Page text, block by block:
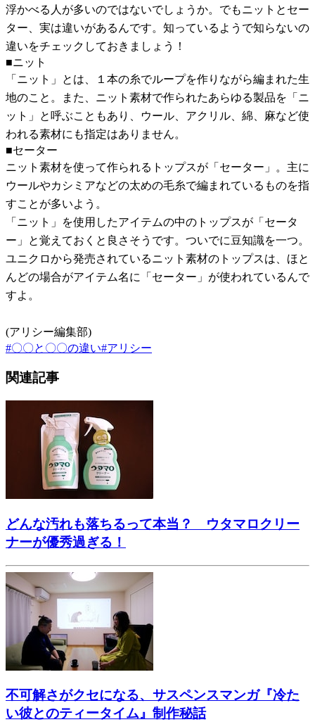
浮かべる人が多いのではないでしょうか。でもニットとセー
ター、実は違いがあるんです。知っているようで知らないの
違いをチェックしておきましょう！
■ニット
「ニット」とは、１本の糸でループを作りながら編まれた生
地のこと。また、ニット素材で作られたあらゆる製品を「ニ
ット」と呼ぶこともあり、ウール、アクリル、綿、麻など使
われる素材にも指定はありません。
■セーター
ニット素材を使って作られるトップスが「セーター」。主に
ウールやカシミアなどの太めの毛糸で編まれているものを指
すことが多いよう。
「ニット」を使用したアイテムの中のトップスが「セータ
ー」と覚えておくと良さそうです。ついでに豆知識を一つ。
ユニクロから発売されているニット素材のトップスは、ほと
んどの場合がアイテム名に「セーター」が使われているんで
すよ。
(アリシー編集部)
#〇〇と〇〇の違い#アリシー
関連記事
どんな汚れも落ちるって本当？ ウタマロクリー
ナーが優秀過ぎる！
不可解さがクセになる、サスペンスマンガ『冷た
い彼とのティータイム』制作秘話